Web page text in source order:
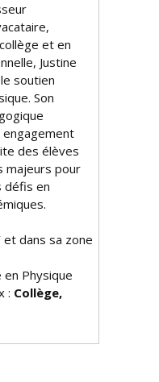
et en
Justine
soutien
Son
des élèves
majeurs pour
défis en
et dans sa zone
en Physique
: Collège,